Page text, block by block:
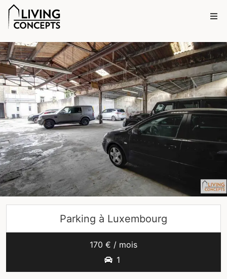
Parking à Luxembourg
170 € / mois
1